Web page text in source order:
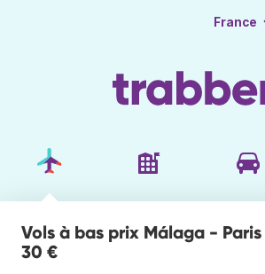
France
Vols à bas prix Málaga -
30 €